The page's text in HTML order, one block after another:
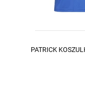
PATRICK